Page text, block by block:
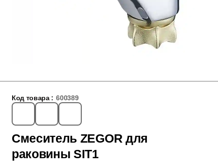
Код товара : 600389
Смеситель ZEGOR для
раковины SIT1